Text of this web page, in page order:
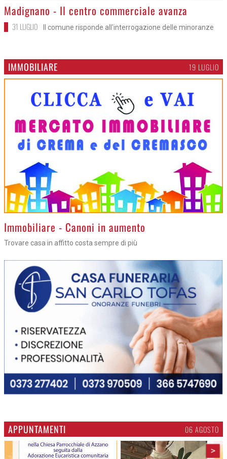
>Madignano - Il centro commerciale avanza
31 LUGLIO Il comune risponde all'interrogazione delle minoranze
IMMOBILIARE 19 LUGLIO
>Immobiliare - Canoni in aumento
Trovare casa in affitto costa sempre di più
APPUNTAMENTI 06 AGOSTO
>